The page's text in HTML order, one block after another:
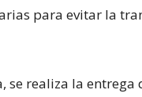
para evitar la
se realiza la entrega